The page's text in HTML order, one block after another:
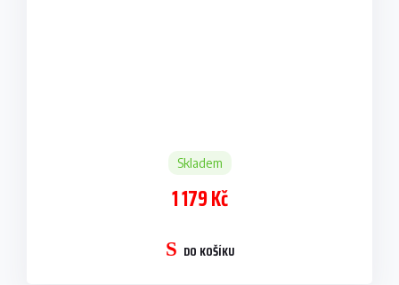
Skladem
1 179 Kč
DO KOŠÍKU